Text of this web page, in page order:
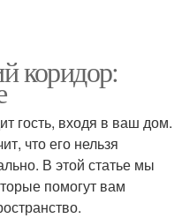
коридор:
гость, входя в ваш дом.
что его нельзя
В этой статье мы
помогут вам